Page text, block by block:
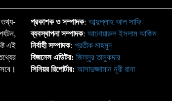
তথ্য-
এই
প্রকাশক ও সম্পাদক: আব্দুল্লাহ আল সাফি
ব্যবস্থাপনা সম্পাদক: আনোয়ারুল ইসলাম আজিম
নির্বাহী সম্পাদক: প্রতীক মাহমুদ
বিজনেস এডিটর: জিল্লুর তালুকদার
সিনিয়র রিপোর্টার: আসাদুজ্জামান নূরী রানা